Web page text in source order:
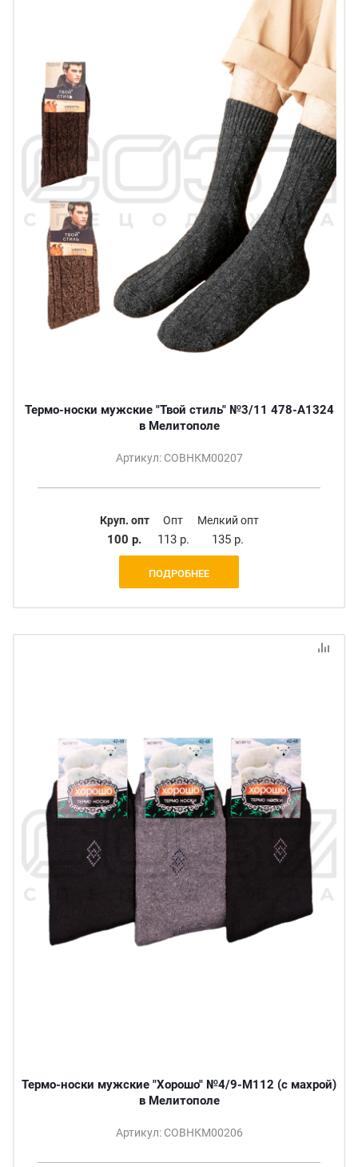
Термо-носки мужские "Твой стиль" №3/11 478-A1324
в Мелитополе
Артикул: СОВНКМ00207
Круп. опт
100 р.
Опт
113 р.
Мелкий опт
135 р.
ПОДРОБНЕЕ
Термо-носки мужские "Хорошо" №4/9-M112 (с махрой)
в Мелитополе
Артикул: СОВНКМ00206